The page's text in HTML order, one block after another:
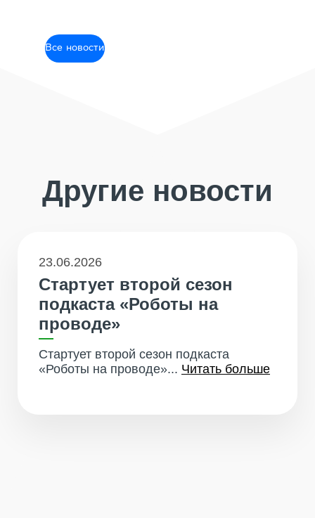
Все новости
Другие новости
23.06.2026
Стартует второй сезон
подкаста «Роботы на
проводе»
Стартует второй сезон подкаста
«Роботы на проводе»... Читать больше